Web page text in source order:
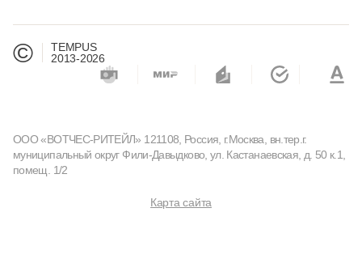
©
TEMPUS
2013-2026
ООО «ВОТЧЕС-РИТЕЙЛ» 121108, Россия, г.Москва, вн.тер.г.
муниципальный округ Фили-Давыдково, ул. Кастанаевская, д. 50 к.1,
помещ. 1/2
Карта сайта